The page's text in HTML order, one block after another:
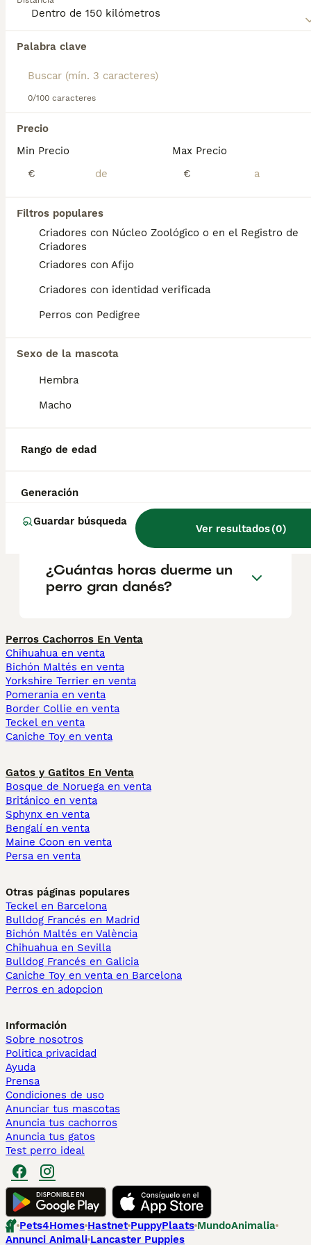
Palabra clave
0/100 caracteres
Precio
Min Precio
€
Max Precio
€
Filtros populares
Criadores con Núcleo Zoológico o en el Registro de
Criadores
Criadores con Afijo
Criadores con identidad verificada
Perros con Pedigree
Sexo de la mascota
Hembra
Macho
Rango de edad
Generación
Guardar búsqueda
Ver resultados(0)
Encontramos 0 Gran danés Cachorros en
Si deseas exactamente esta búsqueda guarda tu
búsqueda y espera el resultado perfecto:
Preguntas frecuentes
¿Cuánto cuesta un cachorro
de Dogo Aleman?
El coste medio de un cachorro de Dogo
Aleman en España es de aproximadamente
800€, aunque los precios pueden variar
según factores como el pedigrí, la
¿Cómo es el carácter del
¿Es lo mismo un dogo
¿Es agresivo el gran danés?
¿Cuántas horas duerme un
perro gran danés?
Perros Cachorros En Venta
Chihuahua en venta
Bichón Maltés en venta
Yorkshire Terrier en venta
Pomerania en venta
Border Collie en venta
Teckel en venta
Caniche Toy en venta
Gatos y Gatitos En Venta
Bosque de Noruega en venta
Británico en venta
Sphynx en venta
Bengalí en venta
Maine Coon en venta
Persa en venta
Otras páginas populares
Teckel en Barcelona
Bulldog Francés en Madrid
Bichón Maltés en València
Chihuahua en Sevilla
Bulldog Francés en Galicia
Caniche Toy en venta en Barcelona
Perros en adopcion
Información
Sobre nosotros
Politica privacidad
Ayuda
Prensa
Condiciones de uso
Anunciar tus mascotas
Anuncia tus cachorros
Anuncia tus gatos
Test perro ideal
Pets4Homes Hastnet PuppyPlaats MundoAnimalia
Annunci Animali Lancaster Puppies